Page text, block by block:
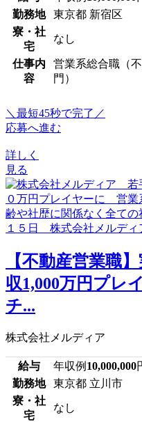
勤務地
東京都 新宿区
寮・社
宅
なし
仕事内
容
営業系総合職（
門）
＼最短45秒で完了／
応募へ進む
詳しく
見る
【不動産営業職
収1,000万円プレ
チ...
株式会社メルディア
給与 年収例 10,000,000
勤務地
東京都 立川市
寮・社
宅
なし